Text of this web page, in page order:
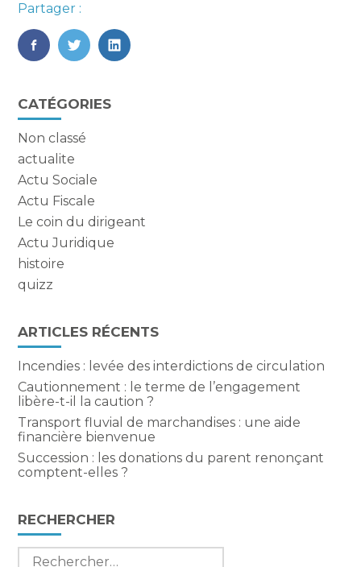
Partager :
FaceBook
TwitterLinkedIn
Blog
sidebar
CATÉGORIES
Non classé
actualite
Actu Sociale
Actu Fiscale
Le coin du dirigeant
Actu Juridique
histoire
quizz
ARTICLES RÉCENTS
Incendies : levée des interdictions de circulation
Cautionnement : le terme de l’engagement
libère-t-il la caution ?
Transport fluvial de marchandises : une aide
financière bienvenue
Succession : les donations du parent renonçant
comptent-elles ?
RECHERCHER
Rechercher :